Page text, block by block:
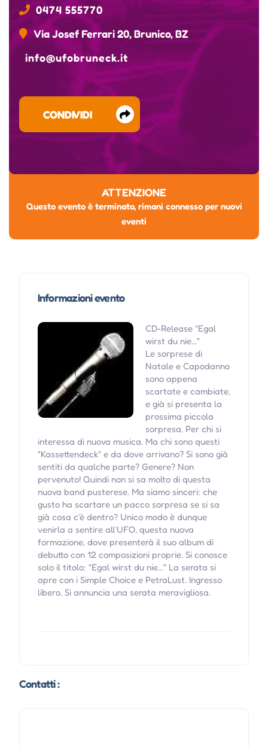
0474 555770
Via Josef Ferrari 20, Brunico, BZ
info@ufobruneck.it
CONDIVIDI
ATTENZIONE
Questo evento è terminato, rimani connesso per nuovi
eventi
Informazioni evento
CD-Release "Egal
wirst du nie..."
Le sorprese di
Natale e Capodanno
sono appena
scartate e cambiate,
e già si presenta la
prossima piccola
sorpresa. Per chi si
interessa di nuova musica. Ma chi sono questi
"Kassettendeck" e da dove arrivano? Si sono già
sentiti da qualche parte? Genere? Non
pervenuto! Quindi non si sa molto di questa
nuova band pusterese. Ma siamo sinceri: che
gusto ha scartare un pacco sorpresa se si sa
già cosa c’è dentro? Unico modo è dunque
venirla a sentire all’UFO, questa nuova
formazione, dove presenterà il suo album di
debutto con 12 composizioni proprie. Si conosce
solo il titolo: "Egal wirst du nie..." La serata si
apre con i Simple Choice e PetraLust. Ingresso
libero. Si annuncia una serata meravigliosa.
Contatti :